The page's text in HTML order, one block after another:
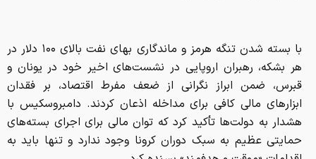
با بسته شدن تنگه هرمز و ماندگاری بهای نفت بالای ۱۰۰ دلار در
هر بشکه، رهبران اروپایی در نشست‌های اخیر خود در یونان و
قبرس، ضمن ابراز نگرانی از ضعف مفرط اقتصاد، بر فقدان
ابزارهای مالی کافی برای مداخله اذعان کردند. دامبروسکیس با
هشدار به دولت‌ها تأکید کرد که توان مالی برای اجرای بسته‌های
حمایتی عظیم به سبک دوران کرونا وجود ندارد و تنها باید به